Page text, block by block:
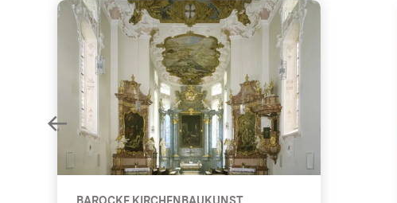
TaubertalDie Schlosskirche - Barocke Kirchenbaukunst